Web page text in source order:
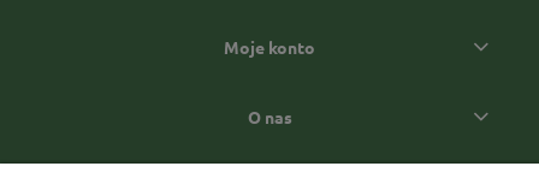
Moje konto
O nas